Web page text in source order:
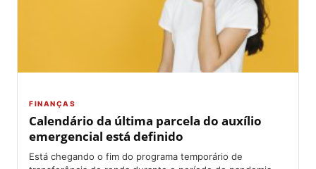
FINANÇAS
Calendário da última parcela do auxílio
emergencial está definido
Está chegando o fim do programa temporário de